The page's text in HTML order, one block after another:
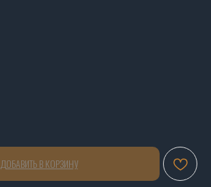
ДОБАВИТЬ В КОРЗИНУ